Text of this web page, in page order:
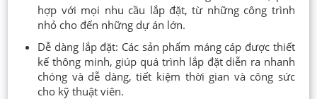
hợp với mọi nhu cầu lắp đặt, từ những công trình
nhỏ cho đến những dự án lớn.
Dễ dàng lắp đặt: Các sản phẩm máng cáp được thiết
kế thông minh, giúp quá trình lắp đặt diễn ra nhanh
chóng và dễ dàng, tiết kiệm thời gian và công sức
cho kỹ thuật viên.